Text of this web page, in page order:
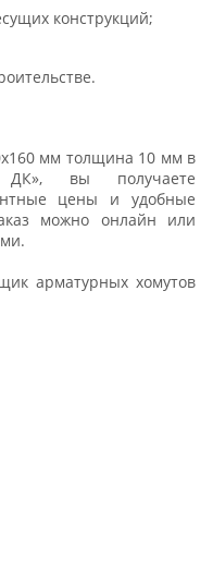
конструкций;
мм толщина 10 мм в
ДК», вы получаете
цены и удобные
можно онлайн или
арматурных хомутов